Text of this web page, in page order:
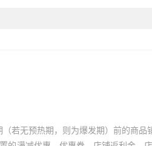
若无预热期，则为爆发期）前的